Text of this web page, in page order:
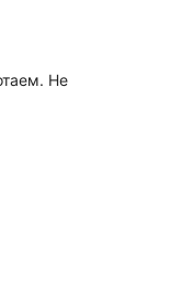
Не